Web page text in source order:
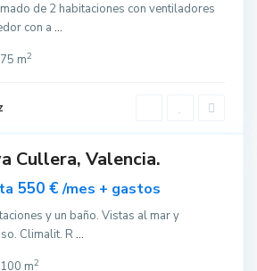
de 2 habitaciones con ventiladores
con a ...
75 m2
Cullera, Valencia.
550 €/mes + gastos
y un baño. Vistas al mar y
Climalit. R...
100 m2